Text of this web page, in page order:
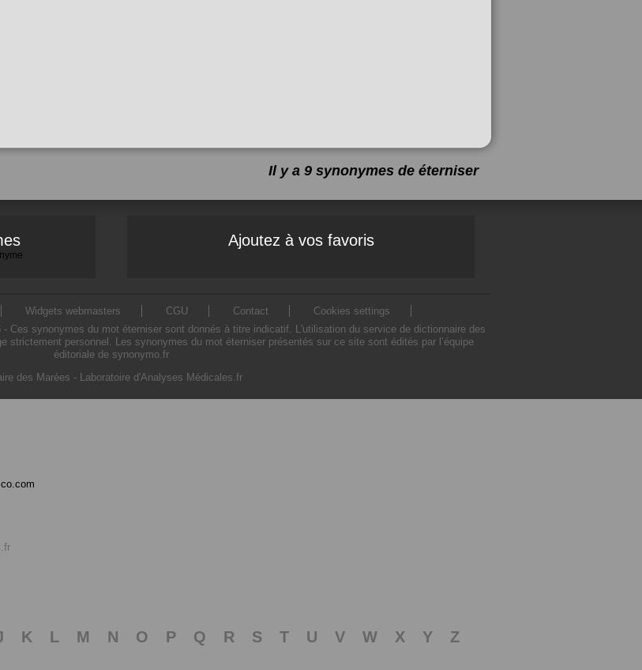
Il y a 9 synonymes de éterniser
Ajoutez à vos favoris
Widgets webmasters CGU Contact
Cookies settings
Ces synonymes du mot éterniser sont donnés à titre indicatif. L'utilisation du service de dictionnaire des
strictement personnel. Les synonymes du mot éterniser présentés sur ce site sont édités par l’équipe
éditoriale de synonymo.fr
des Marées - Laboratoire d'Analyses Médicales.fr
K L M N O P Q R S T U V W X Y
Z